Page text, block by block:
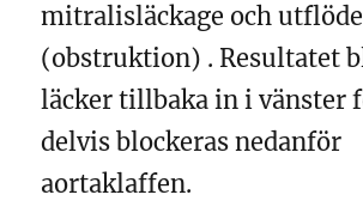
mitralisläckage och
(obstruktion) . Resultatet
läcker tillbaka in i vänster
delvis blockeras nedanför
aortaklaffen.